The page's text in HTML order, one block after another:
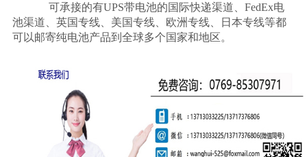
可承接的有UPS带电池的国际快递渠道、FedEx电
池渠道、英国专线、美国专线、欧洲专线、日本专线等都
可以邮寄纯电池产品到全球多个国家和地区。